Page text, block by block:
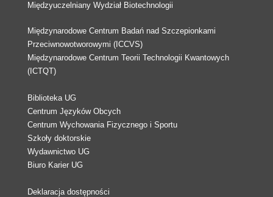
Międzyuczelniany Wydział Biotechnologii
Międzynarodowe Centrum Badań nad Szczepionkami
Przeciwnowotworowymi (ICCVS)
Międzynarodowe Centrum Teorii Technologii Kwantowych
(ICTQT)
Biblioteka UG
Centrum Języków Obcych
Centrum Wychowania Fizycznego i Sportu
Szkoły doktorskie
Wydawnictwo UG
Biuro Karier UG
Deklaracja dostępności